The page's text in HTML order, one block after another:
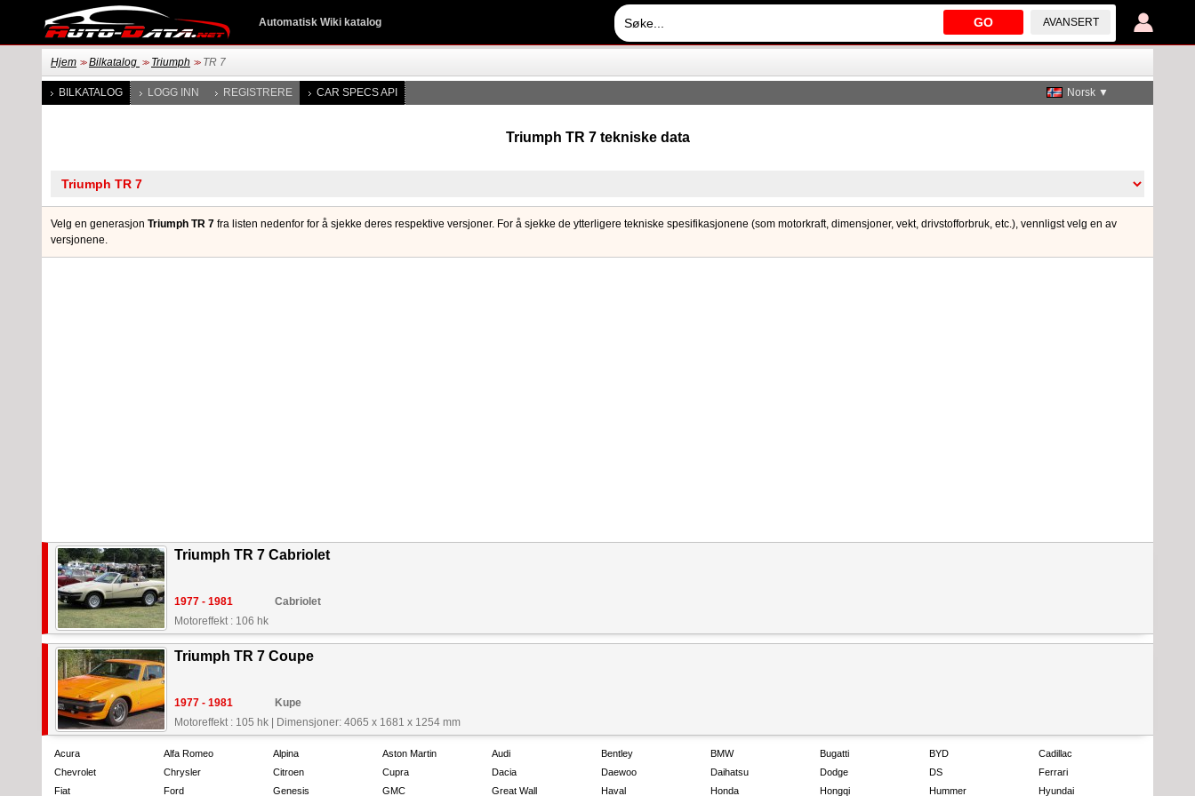
GO AVANSERT
Automatisk Wiki katalog
Hjem >> Bilkatalog >> Triumph >> TR 7
BILKATALOG LOGG INN REGISTRERE CAR SPECS API Norsk ▼
Triumph TR 7 tekniske data
Velg en generasjon Triumph TR 7 fra listen nedenfor for å sjekke deres respektive versjoner. For å sjekke de ytterligere tekniske spesifikasjonene (som motorkraft, dimensjoner, vekt, drivstofforbruk, etc.), vennligst velg en av
versjonene.
Triumph TR 7 Cabriolet
1977 - 1981
Cabriolet
Motoreffekt : 106 hk
Triumph TR 7 Coupe
1977 - 1981
Kupe
Motoreffekt : 105 hk
Dimensjoner: 4065 x 1681 x 1254 mm
Acura Alfa Romeo Alpina Aston Martin Audi Bentley BMW Bugatti BYD
Cadillac
Chevrolet
Chrysler Citroen Cupra Dacia Daewoo Daihatsu Dodge DS
Ferrari
Fiat
Ford Genesis GMC Great Wall Haval Honda Hongqi Hummer Hyundai